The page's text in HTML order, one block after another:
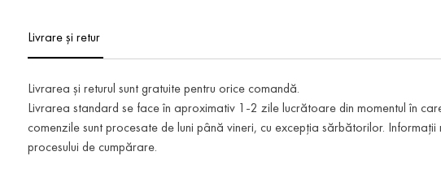
Livrare și retur
Livrarea și returul sunt gratuite pentru orice comandă.
Livrarea standard se face în aproximativ 1-2 zile lucrătoare din momentul în
comenzile sunt procesate de luni până vineri, cu excepția sărbătorilor.
procesului de cumpărare.